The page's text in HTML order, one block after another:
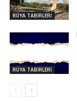
RÜYA TABİRLERİ
RÜYA TABİRLERİ